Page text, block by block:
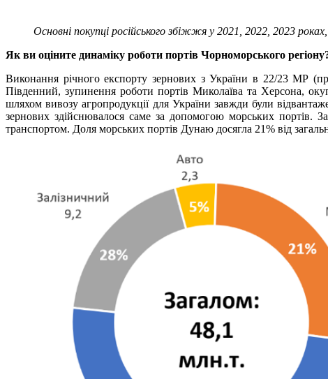
Основні покупці російського збіжжя у 2021, 2022, 2023
Як ви оціните динаміку роботи портів Чорноморського
Виконання річного експорту зернових з України в 22/23 МР
Південний, зупинення роботи портів Миколаїва та Херсона,
шляхом вивозу агропродукції для України завжди були
зернових здійснювалося саме за допомогою морських портів.
транспортом. Доля морських портів Дунаю досягла 21% від